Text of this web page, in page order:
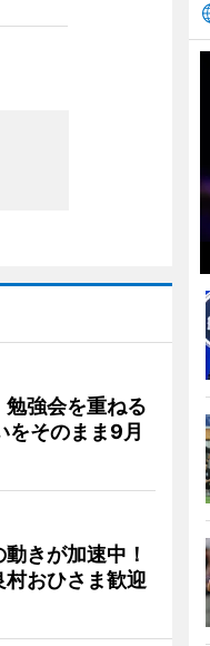
勉強会を重ねる
をそのまま9月
きが加速中！
おひさま歓迎